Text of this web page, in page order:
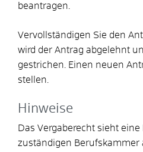
beantragen.
Vervollständigen Sie den
wird der Antrag abgelehnt
gestrichen. Einen neuen
stellen.
Hinweise
Das Vergaberecht sieht
zuständigen Berufskammer